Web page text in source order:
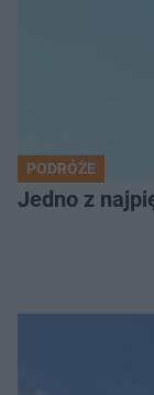
PODRÓŻE
Jedno z